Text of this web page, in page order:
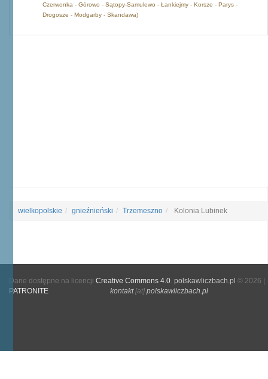
Czerwonka - Górowo - Sątopy-Samulewo - Łankiejmy - Korsze - Parys -
Drogosze - Modgarby - Skandawa)
wielkopolskie gnieźnieński Trzemeszno Kolonia Lubinek
Dane dostępne na licencji Creative Commons 4.0. polskawliczbach.pl © 2026 |
PATRONITE
kontakt[at]polskawliczbach.pl